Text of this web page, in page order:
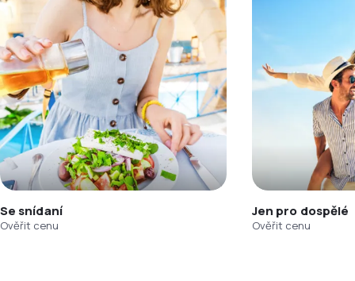
Se snídaní
Ověřit cenu
Jen pro dospělé
Ověřit cenu